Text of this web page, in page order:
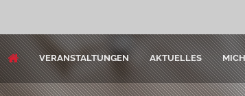
VERANSTALTUNGEN AKTUELLES